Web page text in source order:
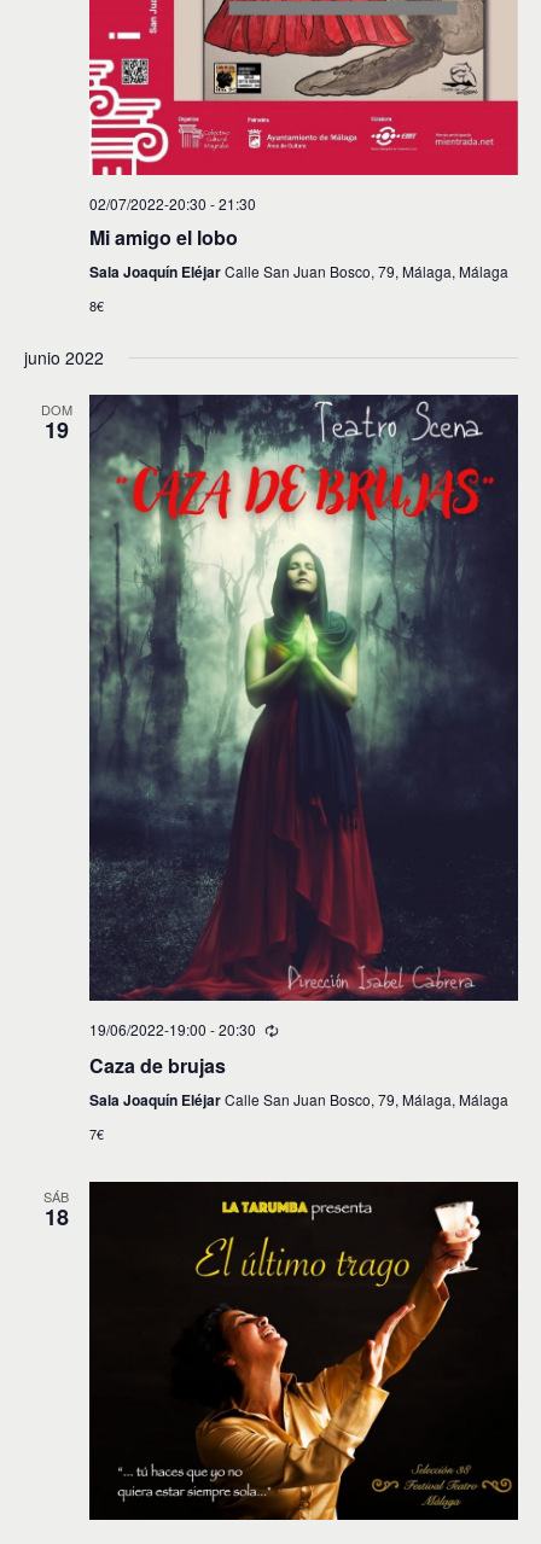
02/07/2022-20:30 -21:30
Mi amigo el lobo
Sala Joaquín EléjarCalle San Juan Bosco, 79, Málaga, Málaga
8€
junio 2022
DOM
19
19/06/2022-19:00 -20:30
Caza de brujas
Sala Joaquín EléjarCalle San Juan Bosco, 79, Málaga, Málaga
7€
SÁB
18